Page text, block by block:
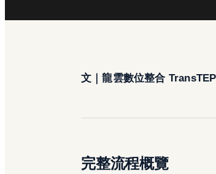
文｜龍雲數位整合
完整流程概覽